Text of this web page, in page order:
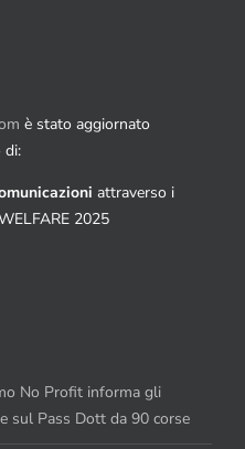
è stato aggiornato
di:
attraverso i
2025
No Profit informa gli
sul Pass Dott da 90 corse